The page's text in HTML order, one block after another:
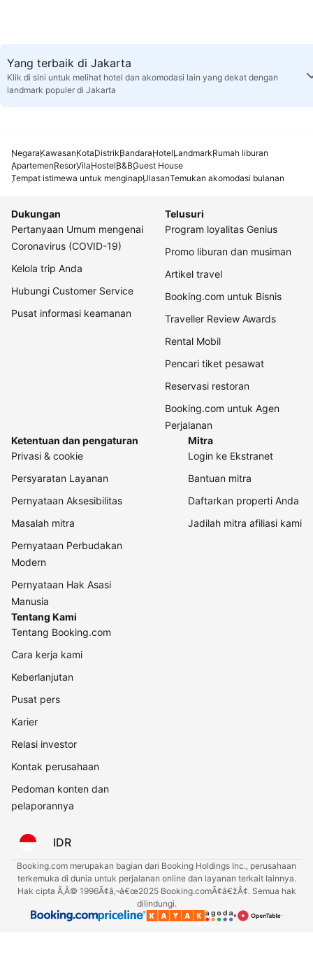
Yang terbaik di Jakarta
Klik di sini untuk melihat hotel dan akomodasi lain yang dekat dengan
landmark populer di Jakarta
NegaraKawasanKotaDistrikBandaraHotelLandmarkRumah liburan
ApartemenResorVilaHostelB&BGuest House
Tempat istimewa untuk menginapUlasanTemukan akomodasi bulanan
Dukungan
Pertanyaan Umum mengenai
Coronavirus (COVID-19)
Kelola trip Anda
Hubungi Customer Service
Pusat informasi keamanan
Telusuri
Program loyalitas Genius
Promo liburan dan musiman
Artikel travel
Booking.com untuk Bisnis
Traveller Review Awards
Rental Mobil
Pencari tiket pesawat
Reservasi restoran
Booking.com untuk Agen
Perjalanan
Ketentuan dan pengaturan
Privasi & cookie
Persyaratan Layanan
Pernyataan Aksesibilitas
Masalah mitra
Pernyataan Perbudakan
Modern
Pernyataan Hak Asasi
Manusia
Mitra
Login ke Ekstranet
Bantuan mitra
Daftarkan properti Anda
Jadilah mitra afiliasi kami
Tentang Kami
Tentang Booking.com
Cara kerja kami
Keberlanjutan
Pusat pers
Karier
Relasi investor
Kontak perusahaan
Pedoman konten dan
pelaporannya
IDR
Booking.com merupakan bagian dari Booking Holdings Inc., perusahaan
terkemuka di dunia untuk perjalanan online dan layanan terkait lainnya.
Hak cipta Ã‚Â© 1996Ã¢â‚¬â€œ2025 Booking.comÃ¢â€žÂ¢. Semua hak
dilindungi.